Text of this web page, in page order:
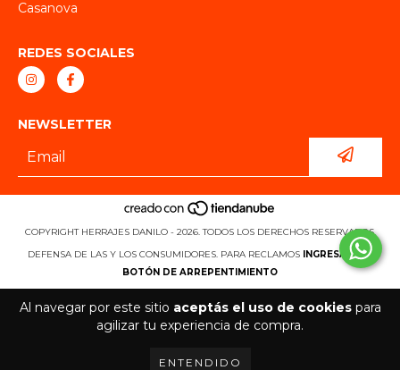
Al navegar por este sitio aceptás el uso de cookiespara
agilizar tu experiencia de compra.
ENTENDIDO
Casanova
REDES SOCIALES
NEWSLETTER
COPYRIGHT HERRAJES DANILO - 2026. TODOS LOS DERECHOS RESERVADOS.
DEFENSA DE LAS Y LOS CONSUMIDORES. PARA RECLAMOS INGRESÁ ACÁ.
BOTÓN DE ARREPENTIMIENTO